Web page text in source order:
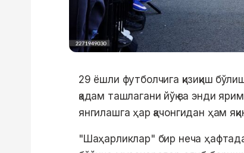
29 ёшли футболчига қизиқиш
қадам ташлагани йўқ ва энди
янгилашга ҳар қачонгидан ҳам
"Шаҳарликлар" бир неча